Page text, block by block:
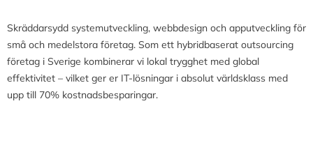
Skräddarsydd systemutveckling, webbdesign och apputveckling för
små och medelstora företag. Som ett hybridbaserat outsourcing
företag i Sverige kombinerar vi lokal trygghet med global
effektivitet – vilket ger er IT-lösningar i absolut världsklass med
upp till 70% kostnadsbesparingar.